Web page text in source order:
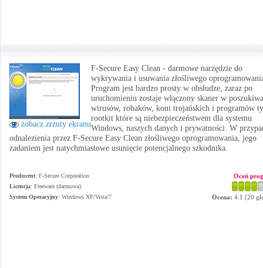
zobacz zrzuty ekranu
F-Secure Easy Clean - darmowe narzędzie do
wykrywania i usuwania złośliwego
Program jest bardzo prosty w obsłudze, zaraz po
uruchomieniu zostaje włączony skaner w
wirusów, robaków, koni trojańskich i programów
rootkit które są niebezpieczeństwem dla systemu
Windows, naszych danych i prywatności. W
odnalezienia przez F-Secure Easy Clean złośliwego oprogramowania, jego
zadaniem jest natychmiastowe usunięcie potencjalnego szkodnika.
Producent: F-Secure Corporation
Licencja: Freeware (darmowa)
System Operacyjny: Windows XP/Vista/7
Oceń
Ocena: 4.1 (20